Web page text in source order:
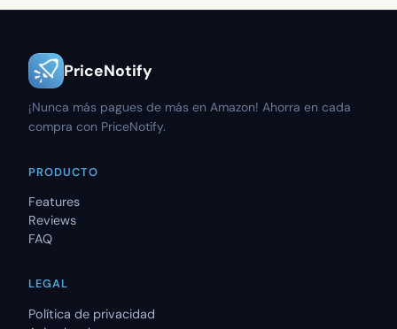
PriceNotify
¡Nunca más pagues de más en Amazon! Ahorra en cada
compra con PriceNotify.
PRODUCTO
Features
Reviews
FAQ
LEGAL
Política de privacidad